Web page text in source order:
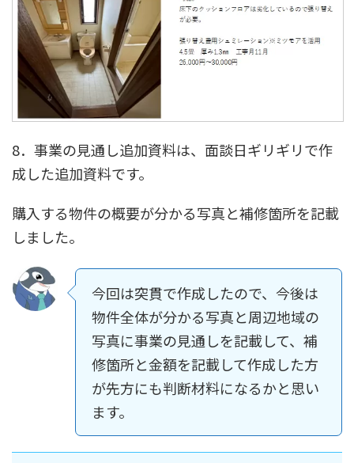
8．事業の見通し追加資料は、面談日ギリギリで作
成した追加資料です。
購入する物件の概要が分かる写真と補修箇所を記載
しました。
今回は突貫で作成したので、今後は
物件全体が分かる写真と周辺地域の
写真に事業の見通しを記載して、補
修箇所と金額を記載して作成した方
が先方にも判断材料になるかと思い
ます。